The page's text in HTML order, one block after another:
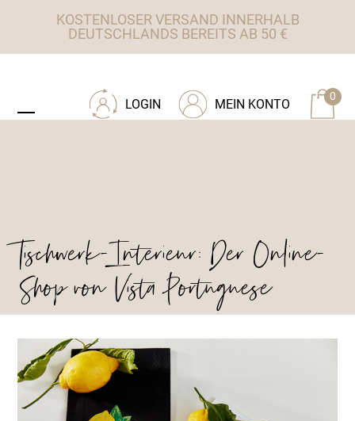
KOSTENLOSER VERSAND INNERHALB
DEUTSCHLANDS BEREITS AB 50 €
0
MEIN KONTO
LOGIN
Tischwerk-Interieur: Der Online-
Shop von Vista Portuguese